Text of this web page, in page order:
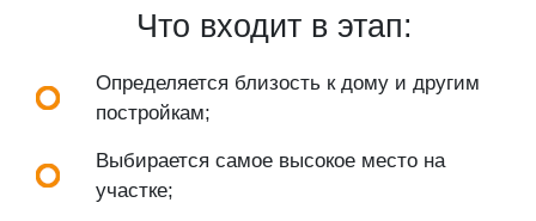
Что входит в этап:
Определяется близость к дому и другим
постройкам;
Выбирается самое высокое место на
участке;